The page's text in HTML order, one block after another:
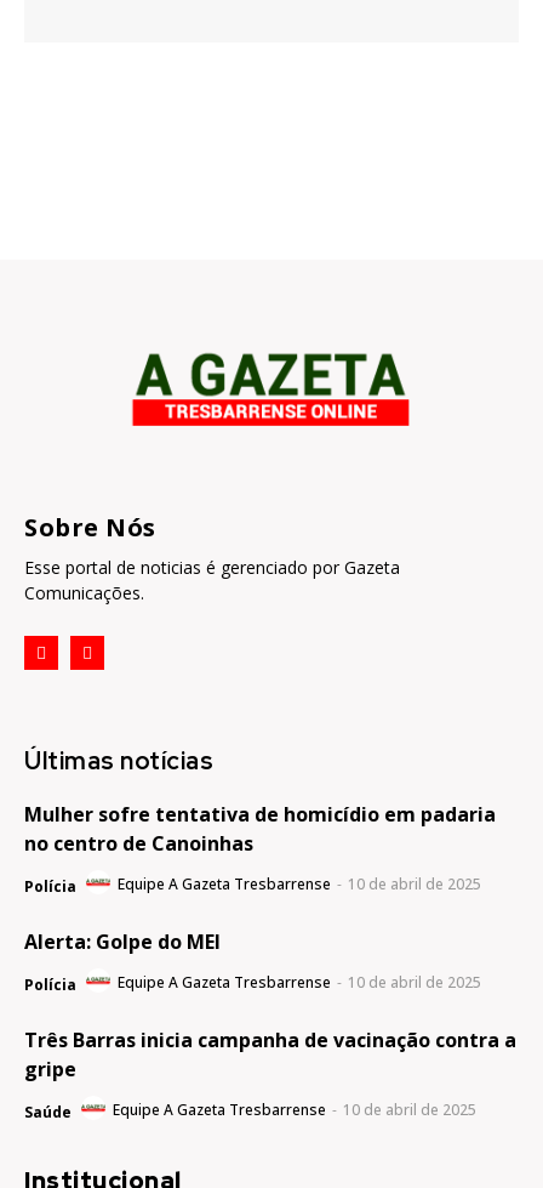
Sobre Nós
Esse portal de noticias é gerenciado por Gazeta
Comunicações.
Últimas notícias
Mulher sofre tentativa de homicídio em padaria
no centro de Canoinhas
Polícia Equipe A Gazeta Tresbarrense - 10 de abril de 2025
Alerta: Golpe do MEI
Polícia Equipe A Gazeta Tresbarrense - 10 de abril de 2025
Três Barras inicia campanha de vacinação contra a
gripe
Saúde Equipe A Gazeta Tresbarrense - 10 de abril de 2025
Institucional